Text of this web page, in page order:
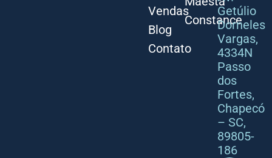
Vendas
Blog
Contato
Constance
Getúlio
Dorneles
Vargas,
4334N
Passo
dos
Fortes,
Chapecó
– SC,
89805-
186